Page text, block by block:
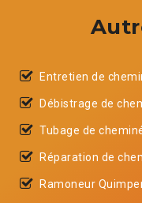
Entretien de
Débistrage de
Tubage de
Réparation de
Ramoneur